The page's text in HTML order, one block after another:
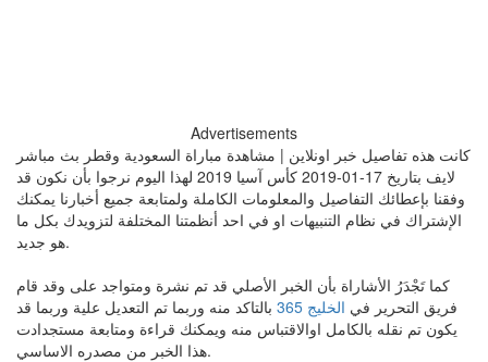
Advertisements
كانت هذه تفاصيل خبر اونلاين | مشاهدة مباراة السعودية وقطر بث مباشر
لايف بتاريخ 17-01-2019 كأس آسيا 2019 لهذا اليوم نرجوا بأن نكون قد
وفقنا بإعطائك التفاصيل والمعلومات الكاملة ولمتابعة جميع أخبارنا يمكنك
الإشتراك في نظام التنبيهات او في احد أنظمتنا المختلفة لتزويدك بكل ما
هو جديد.
كما تَجْدَرُ الأشاراة بأن الخبر الأصلي قد تم نشرة ومتواجد على وقد قام
فريق التحرير في الخليج 365
بالتاكد منه وربما تم التعديل علية وربما قد
يكون تم نقله بالكامل اوالاقتباس منه ويمكنك قراءة ومتابعة مستجدادت
هذا الخبر من مصدره الاساسي.